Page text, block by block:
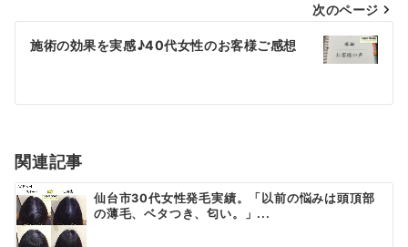
ビ
ゲ
シ
ン
次のページ
施術の効果を実感♪40代女性のお客様ご感想
関連記事
仙台市30代女性発毛実績。「以前の悩みは頭頂部
の薄毛、ベタつき、匂い。」...